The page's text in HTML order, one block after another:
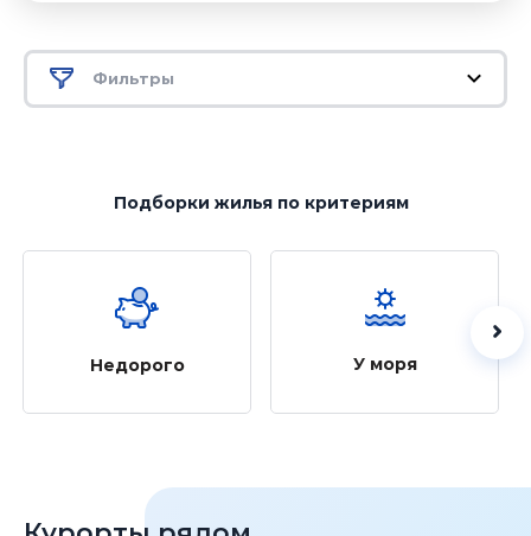
Фильтры
Подборки жильяпо критериям
Недорого У моря